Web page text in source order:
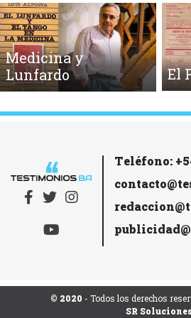
Medicina y
Lunfardo
El
Teléfono:
© 2020 - Todos los derechos
SR Soluciones